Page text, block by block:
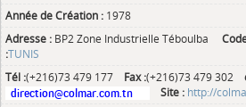
Année de Création : 1978
Adresse : BP2 Zone Industrielle Téboulba
:TUNIS
Tél :(+216)73 479 177 Fax :(+216)73 479 302
Site : http://